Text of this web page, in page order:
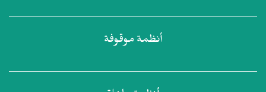
أنظمة موقوفة